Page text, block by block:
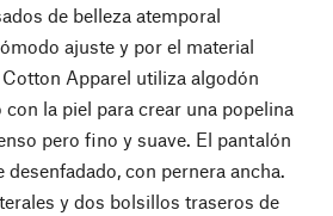
de belleza atemporal
ajuste y por el material
Apparel utiliza algodón
la piel para crear una popelina
pero fino y suave. El pantalón
con pernera ancha.
y dos bolsillos traseros de